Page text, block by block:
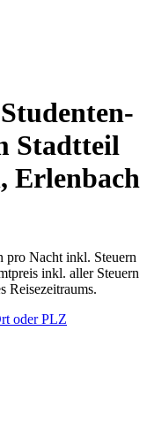
Stadtteil
Erlenbach
pro Nacht inkl. Steuern
inkl. aller Steuern
Reisezeitraums.
oder PLZ